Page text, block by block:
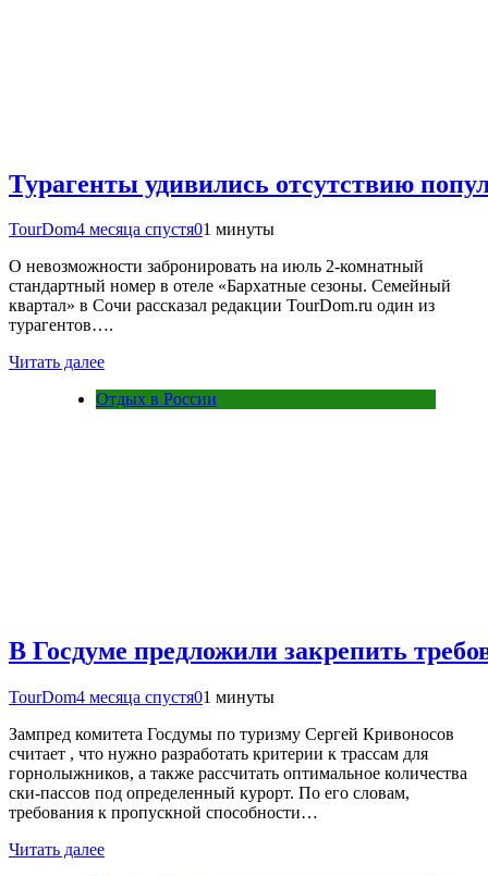
Турагенты удивились отсутствию
TourDom4 месяца спустя01 минуты
О невозможности забронировать на июль 2-комнатный
стандартный номер в отеле «Бархатные сезоны. Семейный
квартал» в Сочи рассказал редакции TourDom.ru один из
турагентов….
Читать далее
Отдых в России
В Госдуме предложили закрепить
TourDom4 месяца спустя01 минуты
Зампред комитета Госдумы по туризму Сергей Кривоносов
считает , что нужно разработать критерии к трассам для
горнолыжников, а также рассчитать оптимальное количества
ски-пассов под определенный курорт. По его словам,
требования к пропускной способности…
Читать далее